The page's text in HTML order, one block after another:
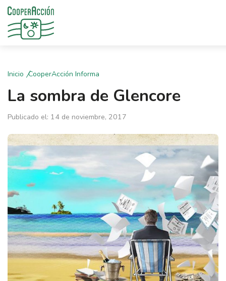
Inicio CooperAcción Informa
La sombra de Glencore
Publicado el: 14 de noviembre, 2017